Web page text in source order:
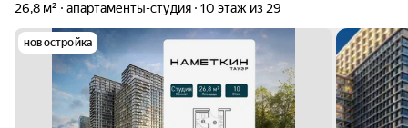
26,8 м²
апартаменты-студия 10 этаж из 29
новостройка